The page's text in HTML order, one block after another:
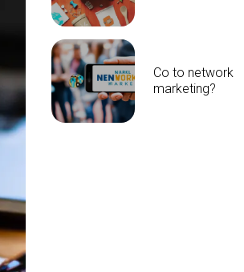
Co to network
marketing?